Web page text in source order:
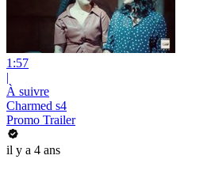
1:57
|
À suivre
Charmed s4
Promo Trailer
il y a 4 ans